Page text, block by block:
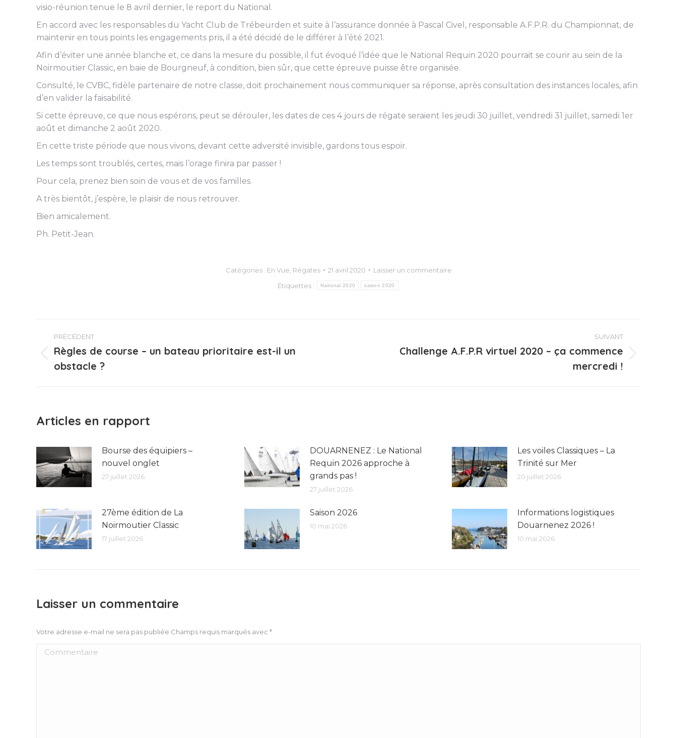
visio-réunion tenue le 8 avril dernier, le report du National.
En accord avec les responsables du Yacht Club de Trébeurden et suite à l’assurance donnée à Pascal Civel, responsable A.F.P.R. du Championnat, de
maintenir en tous points les engagements pris, il a été décidé de le différer à l’été 2021.
Afin d’éviter une année blanche et, ce dans la mesure du possible, il fut évoqué l’idée que le National Requin 2020 pourrait se courir au sein de la
Noirmoutier Classic, en baie de Bourgneuf, à condition, bien sûr, que cette épreuve puisse être organisée.
Consulté, le CVBC, fidèle partenaire de notre classe, doit prochainement nous communiquer sa réponse, après consultation des instances locales, afin
d’en valider la faisabilité.
Si cette épreuve, ce que nous espérons, peut se dérouler, les dates de ces 4 jours de régate seraient les jeudi 30 juillet, vendredi 31 juillet, samedi 1er
août et dimanche 2 août 2020.
En cette triste période que nous vivons, devant cette adversité invisible, gardons tous espoir.
Les temps sont troublés, certes, mais l’orage finira par passer !
Pour cela, prenez bien soin de vous et de vos familles.
A très bientôt, j’espère, le plaisir de nous retrouver.
Bien amicalement.
Ph. Petit-Jean.
Catégories : En Vue Régates 21 avril 2020
Laisser un commentaire
Étiquettes :
National 2020 saison 2020
Navigation
article
PRÉCÉDENT
Article
précédent
Règles de course – un bateau prioritaire est-il un
obstacle ?
SUIVANT
Challenge A.F.P.R virtuel 2020 – ça commence
mercredi !
Articles en rapport
Bourse des équipiers –
nouvel onglet
27 juillet 2026
DOUARNENEZ : Le National
Requin 2026 approche à
grands pas !
27 juillet 2026
Les voiles Classiques – La
Trinité sur Mer
20 juillet 2026
27ème édition de La
Noirmoutier Classic
17 juillet 2026
Saison 2026
10 mai 2026
Informations logistiques
Douarnenez 2026 !
10 mai 2026
Laisser un commentaire
Votre adresse e-mail ne sera pas publiée Champs requis marqués avec *
Commentaire